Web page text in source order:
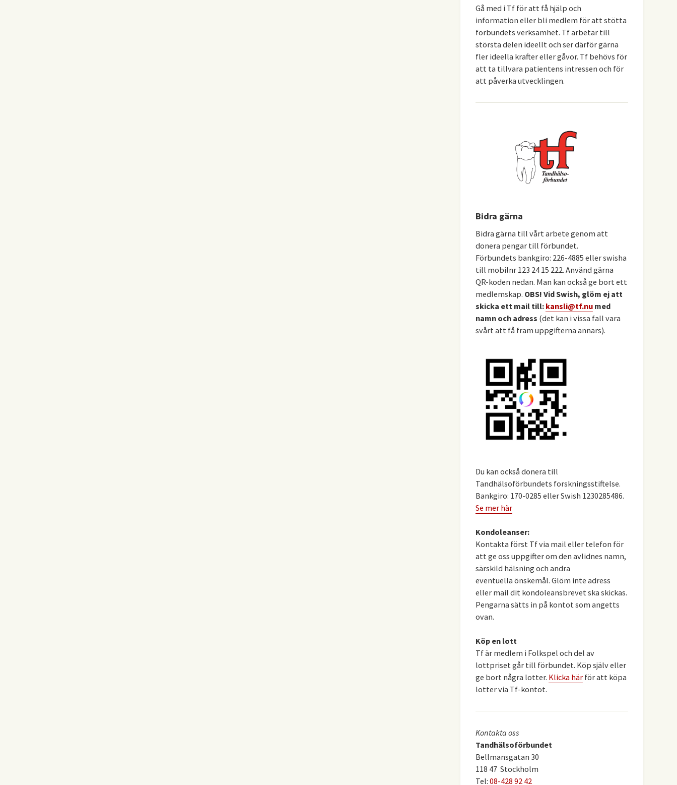
Gå med i Tf för att få hjälp och
information eller bli medlem för att stötta
förbundets verksamhet. Tf arbetar till
största delen ideellt och ser därför gärna
fler ideella krafter eller gåvor. Tf behövs för
att ta tillvara patientens intressen och för
att påverka utvecklingen.
Bidra gärna
Bidra gärna till vårt arbete genom att
donera pengar till förbundet.
Förbundets bankgiro: 226-4885 eller swisha
till mobilnr 123 24 15 222. Använd gärna
QR-koden nedan. Man kan också ge bort ett
medlemskap. OBS! Vid Swish, glöm ej att
skicka ett mail till: kansli@tf.numed
namn och adress (det kan i vissa fall vara
svårt att få fram uppgifterna annars).
Du kan också donera till
Tandhälsoförbundets forskningsstiftelse.
Bankgiro: 170-0285 eller Swish 1230285486.
Se mer här
Kondoleanser:
Kontakta först Tf via mail eller telefon för
att ge oss uppgifter om den avlidnes namn,
särskild hälsning och andra
eventuella önskemål. Glöm inte adress
eller mail dit kondoleansbrevet ska skickas.
Pengarna sätts in på kontot som angetts
ovan.
Köp en lott
Tf är medlem i Folkspel och del av
lottpriset går till förbundet. Köp själv eller
ge bort några lotter. Klicka härför att köpa
lotter via Tf-kontot.
Kontakta oss
Tandhälsoförbundet
Bellmansgatan 30
118 47 Stockholm
Tel: 08-428 92 42